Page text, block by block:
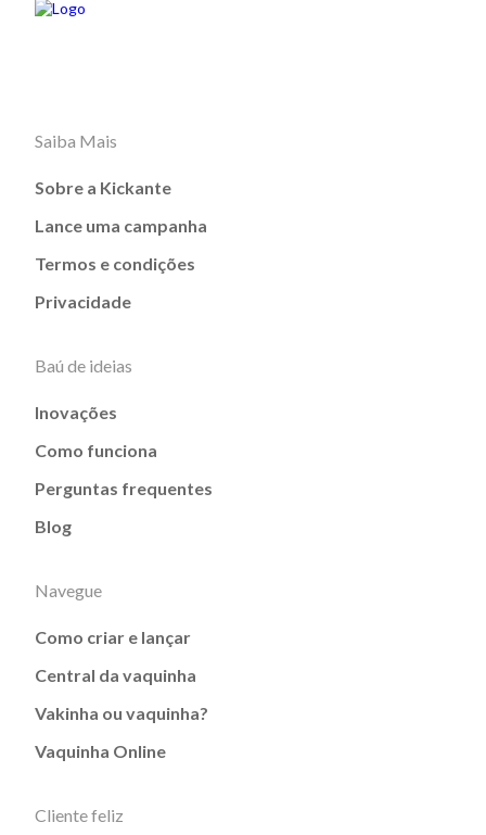
Saiba Mais
Sobre a Kickante
Lance uma campanha
Termos e condições
Privacidade
Baú de ideias
Inovações
Como funciona
Perguntas frequentes
Blog
Navegue
Como criar e lançar
Central da vaquinha
Vakinha ou vaquinha?
Vaquinha Online
Cliente feliz